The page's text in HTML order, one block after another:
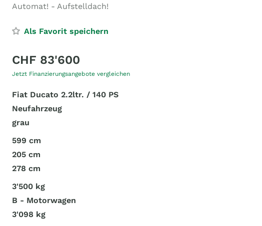
Automat! - Aufstelldach!
Als Favorit speichern
CHF 83'600
Jetzt Finanzierungsangebote vergleichen
Fiat Ducato 2.2ltr. / 140 PS
Neufahrzeug
grau
599 cm
205 cm
278 cm
3'500 kg
B - Motorwagen
3'098 kg